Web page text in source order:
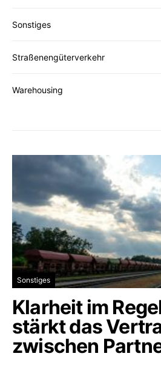
Sonstiges
Straßenengüterverkehr
Warehousing
Sonstiges
Klarheit im
stärkt das
zwischen